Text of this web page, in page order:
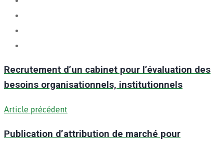
Recrutement d’un cabinet pour l’évaluation des
besoins organisationnels, institutionnels
Article précédent
Publication d’attribution de marché pour